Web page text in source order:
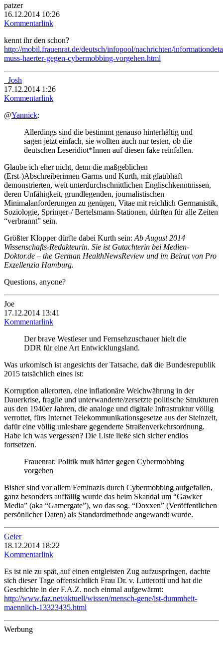
patzer
16.12.2014 10:26
Kommentarlink
kennt ihr den schon?
http://mobil.frauenrat.de/deutsch/infopool/nachrichten/
muss-haerter-gegen-cybermobbing-vorgehen.html
_Josh
17.12.2014 1:26
Kommentarlink
@Yannick:
Allerdings sind die bestimmt genauso hinterhältig und
sagen jetzt einfach, sie wollten auch nur testen, ob die
deutschen Leseridiot*Innen auf diesen fake reinfallen.
Glaube ich eher nicht, denn die maßgeblichen
(Erst-)Abschreiberinnen Garms und Kurth, mit glaubhaft
demonstrierten, weit unterdurchschnittlichen Englischkenntnissen,
deren Unfähigkeit, grundlegenden, journalistischen
Minimalanforderungen zu genügen, Vitae mit reichlich Germanistik,
Soziologie, Springer-/ Bertelsmann-Stationen, dürften für alle Zeiten
“verbrannt” sein.
Größter Klopper dürfte dabei Kurth sein: Ab August 2014
Wissenschafts-Redakteurin. Sie ist Gutachterin bei Medien-
Doktor.de – the German HealthNewsReview und im Beirat von Pro
Exzellenzia Hamburg.
Questions, anyone?
Joe
17.12.2014 13:41
Kommentarlink
Der brave Westleser und Fernsehzuschauer hielt die
DDR für eine Art Entwicklungsland.
Was urkomisch ist angesichts der Tatsache, daß die Bundesrepublik
2015 tatsächlich eines ist:
Korruption allerorten, eine inflationäre Weichwährung in der
Dauerkrise, fragile und unterwanderte/zersetzte politische Strukturen
aus den 1940er Jahren, die analoge und digitale Infrastruktur völlig
verrottet, fürs Internet Telekommunikationsgesetze aus der Steinzeit,
dafür eine völlig unlesbare gegenderte Straßenverkehrsordnung.
Habe ich was vergessen? Die Liste ließe sich sicher endlos
fortsetzen.
Frauenrat: Politik muß härter gegen Cybermobbing
vorgehen
Bisher sind vor allem Feminazis durch Cybermobbing aufgefallen,
ganz besonders auffällig wurde das beim Skandal um “Gawker
Media” (aka “Gamergate”), wo das sog. “Doxxen” (Veröffentlichen
persönlicher Daten) als Standardmethode angewandt wurde.
Geier
18.12.2014 18:22
Kommentarlink
Es ist nie zu spät, auf einen entgleisten Zug aufzuspringen, dachte
sich dieser Tage offensichtlich Frau Dr. v. Lutterotti und hat die
Geschichte in der F.A.Z. noch einmal aufgewärmt:
http://www.faz.net/aktuell/wissen/mensch-gene/ist-dummheit-
maennlich-13323435.html
Werbung